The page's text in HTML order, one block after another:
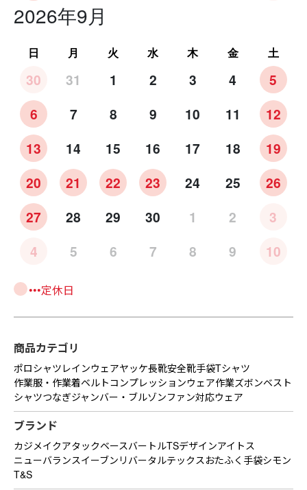
2026年9月
日 月 火 水 木 金 土
30 31 1 2 3 4
5
6
7 8 9 10 11
12
13
14 15 16 17 18
19
20
21 22 23 24 25
26
27
28 29 30 1 2
3
4
5 6 7 8 9 10
•••定休日
商品カテゴリ
ポロシャツ レインウェアヤッケ長靴安全靴手袋Tシャツ
作業服・作業着ベルトコンプレッションウェア作業ズボンベスト
シャツつなぎジャンバー・ブルゾンファン対応ウェア
ブランド
カジメイクアタックベースバートルTSデザインアイトス
ニューバランスイーブンリバータルテックス おたふく手袋シモン
T&S